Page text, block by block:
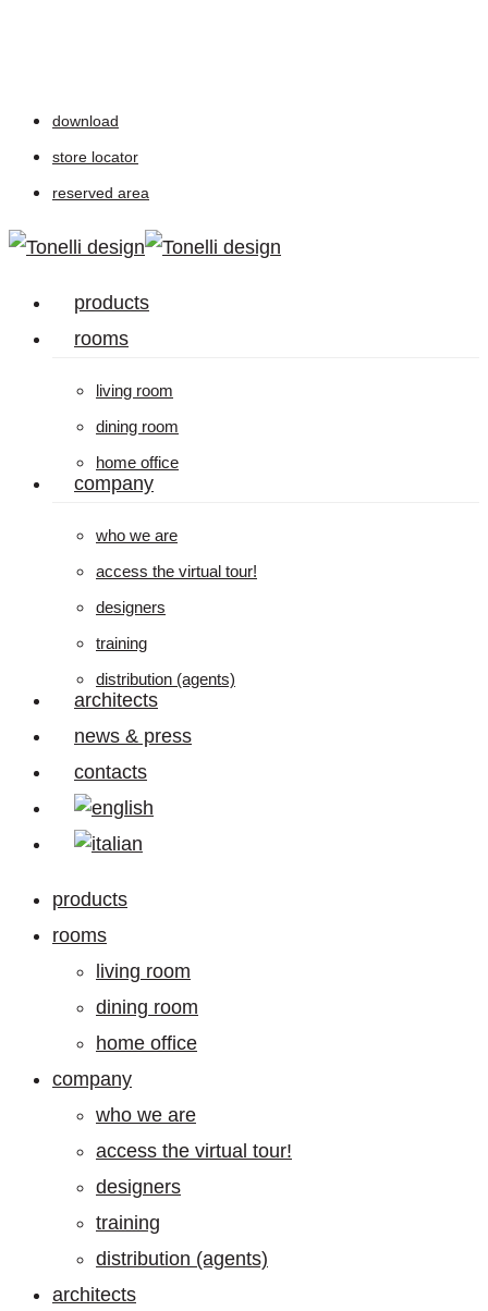
content
download
store locator
reserved area
Menu
products
rooms
living room
dining room
home office
company
who we are
access the virtual tour!
designers
training
distribution (agents)
architects
news & press
contacts
products
rooms
living room
dining room
home office
company
who we are
access the virtual tour!
designers
training
distribution (agents)
architects